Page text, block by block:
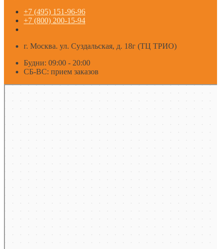
+7 (495) 151-96-96
+7 (800) 200-15-94
г. Москва. ул. Суздальская, д. 18г (ТЦ ТРИО)
Будни: 09:00 - 20:00
СБ-ВС: прием заказов